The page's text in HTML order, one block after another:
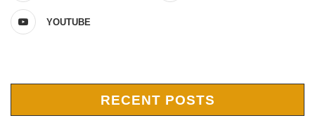
YOUTUBE
RECENT POSTS